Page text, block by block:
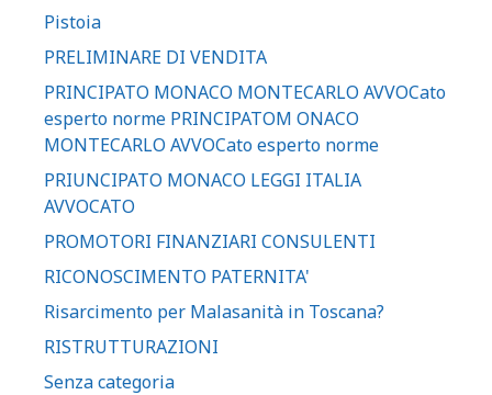
Pistoia
PRELIMINARE DI VENDITA
PRINCIPATO MONACO MONTECARLO AVVOCato
esperto norme PRINCIPATOM ONACO
MONTECARLO AVVOCato esperto norme
PRIUNCIPATO MONACO LEGGI ITALIA
AVVOCATO
PROMOTORI FINANZIARI CONSULENTI
RICONOSCIMENTO PATERNITA'
Risarcimento per Malasanità in Toscana?
RISTRUTTURAZIONI
Senza categoria